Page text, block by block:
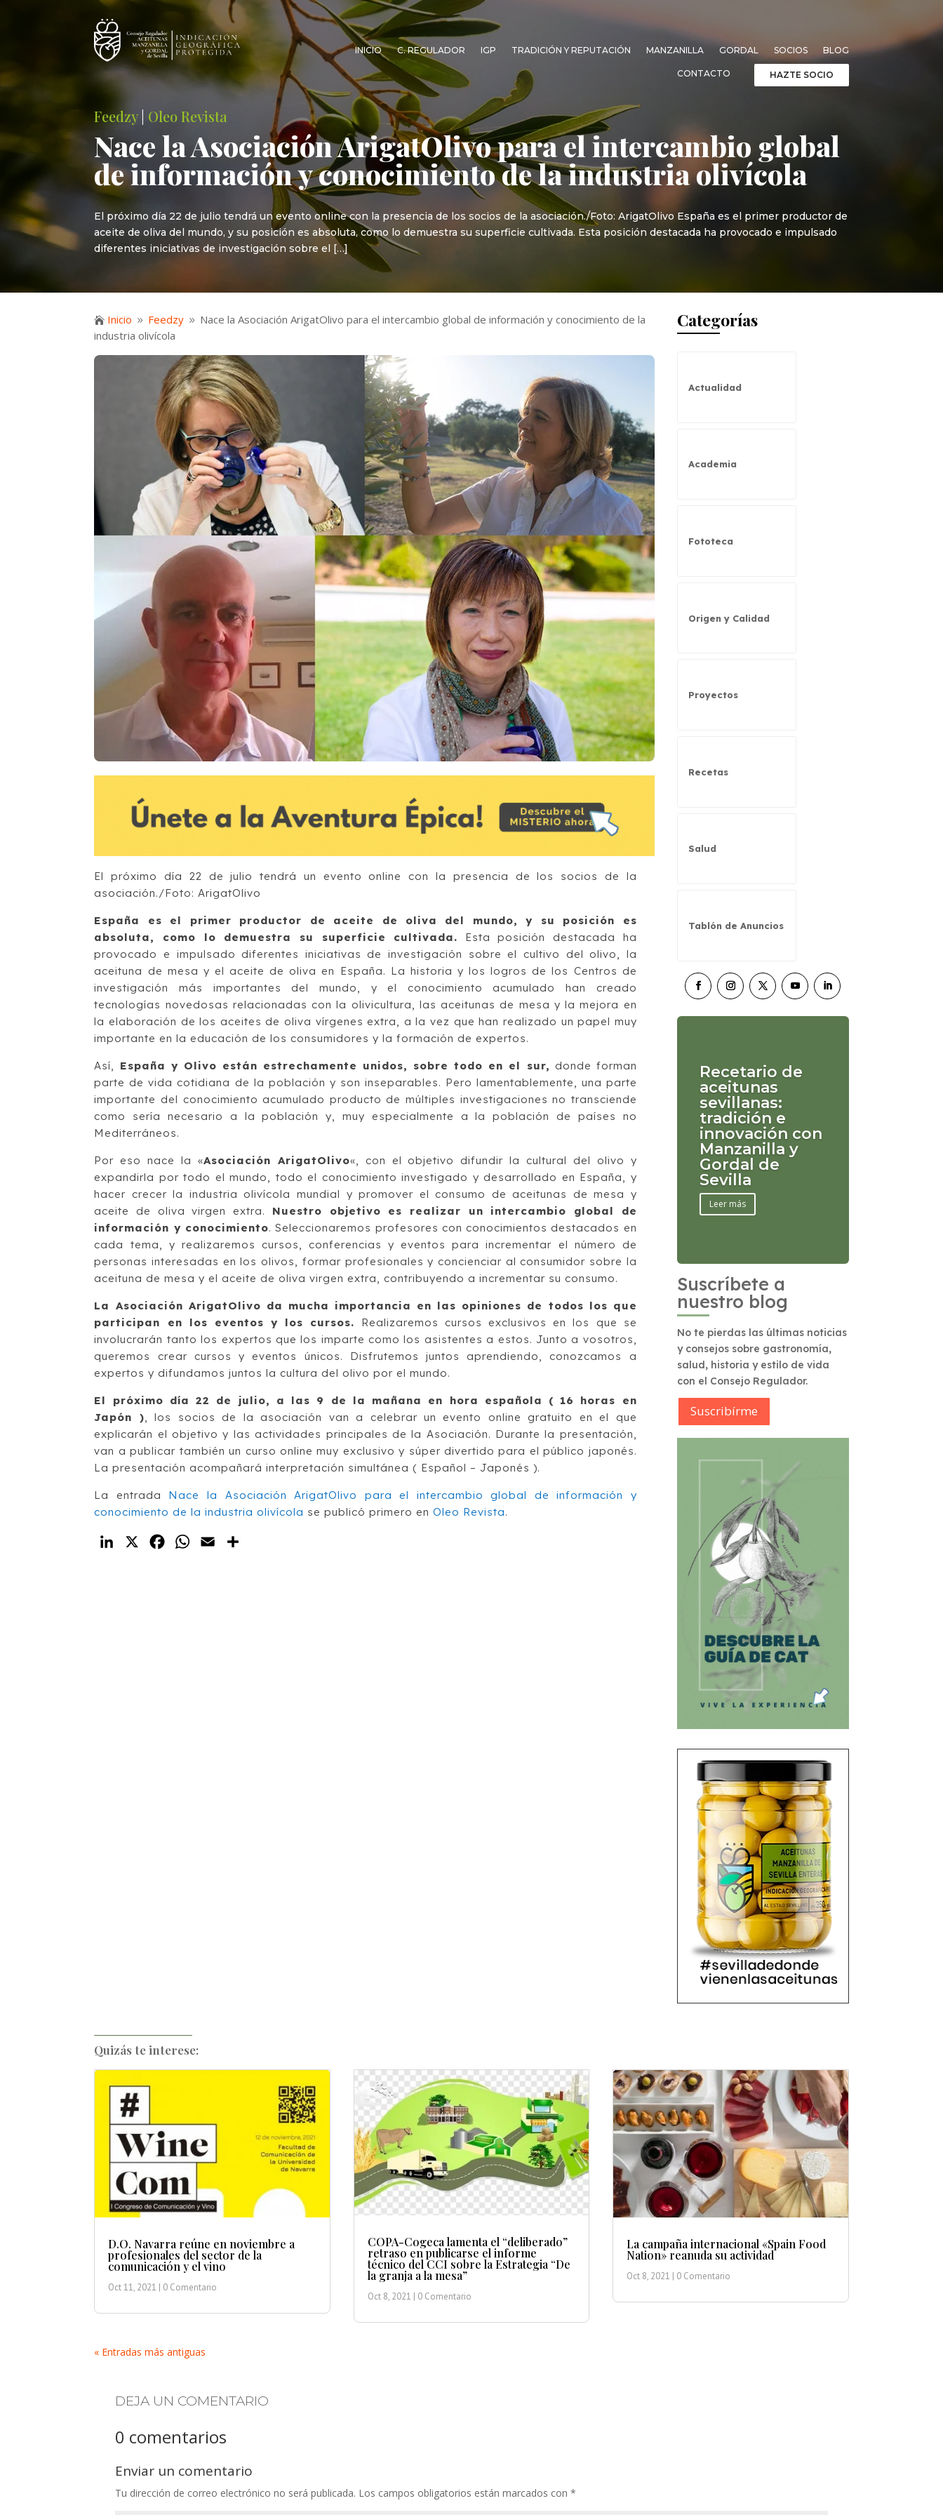
INICIO C. REGULADOR IGP TRADICIÓN Y REPUTACIÓN MANZANILLA GORDAL SOCIOS BLOG
CONTACTO HAZTE SOCIO
Feedzy| Oleo Revista
Nace la Asociación ArigatOlivo para el intercambio global
de información y conocimiento de la industria olivícola
El próximo día 22 de julio tendrá un evento online con la presencia de los socios de la asociación./Foto: ArigatOlivo España es el primer productor de
aceite de oliva del mundo, y su posición es absoluta, como lo demuestra su superficie cultivada. Esta posición destacada ha provocado e impulsado
diferentes iniciativas de investigación sobre el […]
 Inicio 9 Feedzy 9 Nace la Asociación ArigatOlivo para el intercambio global de información y conocimiento de la
industria olivícola
El próximo día 22 de julio tendrá un evento online con la presencia de los socios de la
asociación./Foto: ArigatOlivo
España es el primer productor de aceite de oliva del mundo, y su posición es
absoluta, como lo demuestra su superficie cultivada. Esta posición destacada ha
provocado e impulsado diferentes iniciativas de investigación sobre el cultivo del olivo, la
aceituna de mesa y el aceite de oliva en España. La historia y los logros de los Centros de
investigación más importantes del mundo, y el conocimiento acumulado han creado
tecnologías novedosas relacionadas con la olivicultura, las aceitunas de mesa y la mejora en
la elaboración de los aceites de oliva vírgenes extra, a la vez que han realizado un papel muy
importante en la educación de los consumidores y la formación de expertos.
Así, España y Olivo están estrechamente unidos, sobre todo en el sur, donde forman
parte de vida cotidiana de la población y son inseparables. Pero lamentablemente, una parte
importante del conocimiento acumulado producto de múltiples investigaciones no transciende
como sería necesario a la población y, muy especialmente a la población de países no
Mediterráneos.
Por eso nace la «Asociación ArigatOlivo«, con el objetivo difundir la cultural del olivo y
expandirla por todo el mundo, todo el conocimiento investigado y desarrollado en España, y
hacer crecer la industria olivícola mundial y promover el consumo de aceitunas de mesa y
aceite de oliva virgen extra. Nuestro objetivo es realizar un intercambio global de
información y conocimiento. Seleccionaremos profesores con conocimientos destacados en
cada tema, y realizaremos cursos, conferencias y eventos para incrementar el número de
personas interesadas en los olivos, formar profesionales y concienciar al consumidor sobre la
aceituna de mesa y el aceite de oliva virgen extra, contribuyendo a incrementar su consumo.
La Asociación ArigatOlivo da mucha importancia en las opiniones de todos los que
participan en los eventos y los cursos. Realizaremos cursos exclusivos en los que se
involucrarán tanto los expertos que los imparte como los asistentes a estos. Junto a vosotros,
queremos crear cursos y eventos únicos. Disfrutemos juntos aprendiendo, conozcamos a
expertos y difundamos juntos la cultura del olivo por el mundo.
El próximo día 22 de julio, a las 9 de la mañana en hora española ( 16 horas en
Japón ) , los socios de la asociación van a celebrar un evento online gratuito en el que
explicarán el objetivo y las actividades principales de la Asociación. Durante la presentación,
van a publicar también un curso online muy exclusivo y súper divertido para el público japonés.
La presentación acompañará interpretación simultánea ( Español – Japonés ).
La entrada Nace la Asociación ArigatOlivo para el intercambio global de información y
conocimiento de la industria olivícola se publicó primero enOleo Revista.
LinkedIn
X FacebookWhatsApp
Email
Categorías
Actualidad
Academia
Fototeca
Origen y Calidad
Proyectos
Recetas
Salud
Tablón de Anuncios
Recetario de
aceitunas
sevillanas:
tradición e
innovación con
Manzanilla y
Gordal de
Sevilla
Leer más
Suscríbete a
nuestro blog
No te pierdas las últimas noticias
y consejos sobre gastronomía,
salud, historia y estilo de vida
con el Consejo Regulador.
Suscribírme
Quizás te interese:
D.O. Navarra reúne en noviembre a
profesionales del sector de la
comunicación y el vino
Oct 11, 2021 | 0 Comentario
COPA-Cogeca lamenta el “deliberado”
retraso en publicarse el informe
técnico del CCI sobre la Estrategia “De
la granja a la mesa”
Oct 8, 2021 | 0 Comentario
La campaña internacional «Spain Food
Nation» reanuda su actividad
Oct 8, 2021 | 0 Comentario
« Entradas más antiguas
DEJA UN COMENTARIO
0 comentarios
Enviar un comentario
Tu dirección de correo electrónico no será publicada. Los campos obligatorios están marcados con*